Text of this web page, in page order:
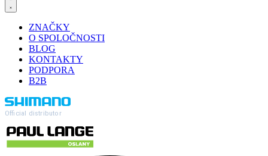
ZNAČKY
O SPOLOČNOSTI
BLOG
KONTAKTY
PODPORA
B2B
Official distributor